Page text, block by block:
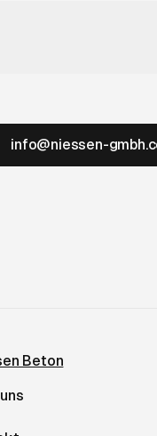
info@niessen-
Beton